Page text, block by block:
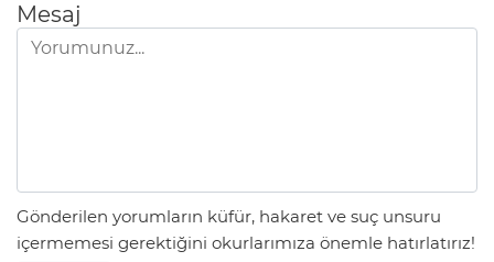
Mesaj
Gönderilen yorumların küfür, hakaret ve suç unsuru
içermemesi gerektiğini okurlarımıza önemle hatırlatırız!